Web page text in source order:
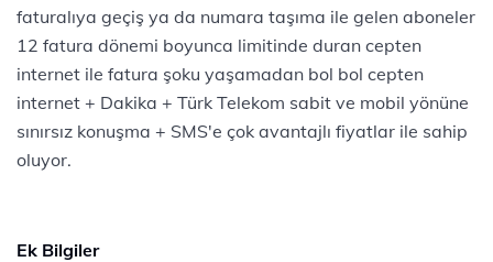
faturalıya geçiş ya da numara taşıma ile gelen aboneler
12 fatura dönemi boyunca limitinde duran cepten
internet ile fatura şoku yaşamadan bol bol cepten
internet + Dakika + Türk Telekom sabit ve mobil yönüne
sınırsız konuşma + SMS'e çok avantajlı fiyatlar ile sahip
oluyor.
Ek Bilgiler